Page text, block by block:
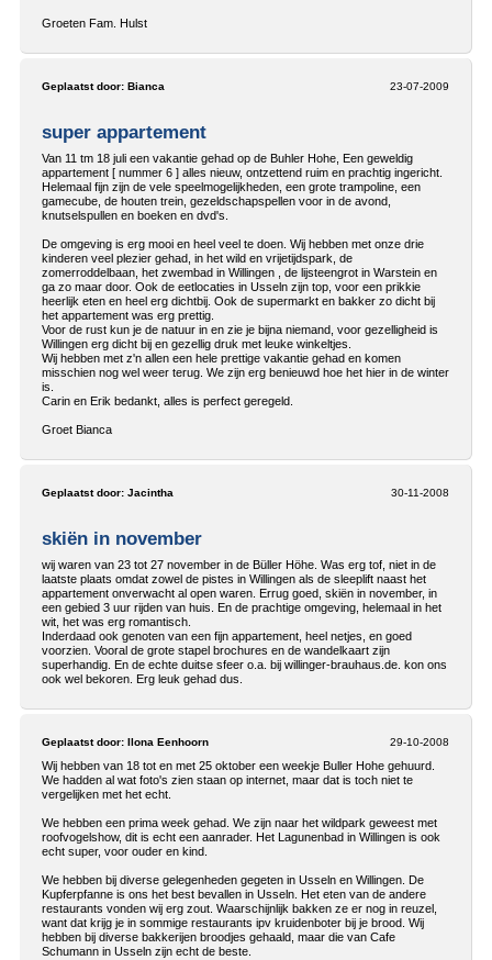
Groeten Fam. Hulst
23-07-2009
Geplaatst door: Bianca
super appartement
Van 11 tm 18 juli een vakantie gehad op de Buhler Hohe, Een geweldig
appartement [ nummer 6 ] alles nieuw, ontzettend ruim en prachtig ingericht.
Helemaal fijn zijn de vele speelmogelijkheden, een grote trampoline, een
gamecube, de houten trein, gezeldschapspellen voor in de avond,
knutselspullen en boeken en dvd's.
De omgeving is erg mooi en heel veel te doen. Wij hebben met onze drie
kinderen veel plezier gehad, in het wild en vrijetijdspark, de
zomerroddelbaan, het zwembad in Willingen , de lijsteengrot in Warstein en
ga zo maar door. Ook de eetlocaties in Usseln zijn top, voor een prikkie
heerlijk eten en heel erg dichtbij. Ook de supermarkt en bakker zo dicht bij
het appartement was erg prettig.
Voor de rust kun je de natuur in en zie je bijna niemand, voor gezelligheid is
Willingen erg dicht bij en gezellig druk met leuke winkeltjes.
Wij hebben met z'n allen een hele prettige vakantie gehad en komen
misschien nog wel weer terug. We zijn erg benieuwd hoe het hier in de winter
is.
Carin en Erik bedankt, alles is perfect geregeld.
Groet Bianca
30-11-2008
Geplaatst door: Jacintha
skiën in november
wij waren van 23 tot 27 november in de Büller Höhe. Was erg tof, niet in de
laatste plaats omdat zowel de pistes in Willingen als de sleeplift naast het
appartement onverwacht al open waren. Errug goed, skiën in november, in
een gebied 3 uur rijden van huis. En de prachtige omgeving, helemaal in het
wit, het was erg romantisch.
Inderdaad ook genoten van een fijn appartement, heel netjes, en goed
voorzien. Vooral de grote stapel brochures en de wandelkaart zijn
superhandig. En de echte duitse sfeer o.a. bij willinger-brauhaus.de. kon ons
ook wel bekoren. Erg leuk gehad dus.
29-10-2008
Geplaatst door: Ilona Eenhoorn
Wij hebben van 18 tot en met 25 oktober een weekje Buller Hohe gehuurd.
We hadden al wat foto's zien staan op internet, maar dat is toch niet te
vergelijken met het echt.
We hebben een prima week gehad. We zijn naar het wildpark geweest met
roofvogelshow, dit is echt een aanrader. Het Lagunenbad in Willingen is ook
echt super, voor ouder en kind.
We hebben bij diverse gelegenheden gegeten in Usseln en Willingen. De
Kupferpfanne is ons het best bevallen in Usseln. Het eten van de andere
restaurants vonden wij erg zout. Waarschijnlijk bakken ze er nog in reuzel,
want dat krijg je in sommige restaurants ipv kruidenboter bij je brood. Wij
hebben bij diverse bakkerijen broodjes gehaald, maar die van Cafe
Schumann in Usseln zijn echt de beste.